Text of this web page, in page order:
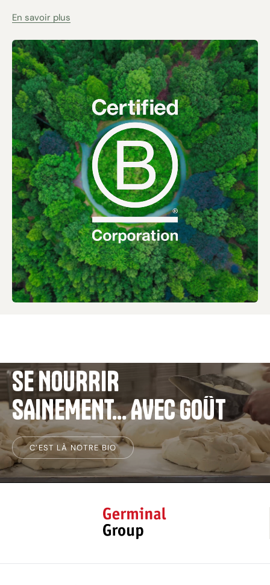
En savoir plus
SENOURRIR
SAINEMENT...AVECGOÛT
C’EST LÀ NOTRE BIO